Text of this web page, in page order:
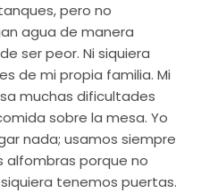
pero no
agua de manera
ser peor. Ni siquiera
de mi propia familia. Mi
muchas dificultades
sobre la mesa. Yo
nada; usamos siempre
alfombras porque no
tenemos puertas.